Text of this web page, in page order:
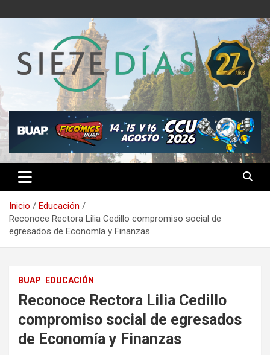
al
Semanario 7 Días
Inicio
Educación
Reconoce Rectora Lilia Cedillo compromiso social de
egresados de Economía y Finanzas
BUAP EDUCACIÓN
Reconoce Rectora Lilia Cedillo
compromiso social de egresados
de Economía y Finanzas